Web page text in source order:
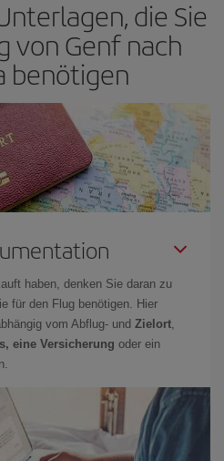
Sie außerdem bei der Suche
-zeiten ein wenig offen lassen,
Preisen wählen.
die Sie
von Genf nach
benötigen
haben, denken Sie daran zu
für den Flug benötigen. Hier
vom Abflug- und Zielort,
eine Versicherung oder ein